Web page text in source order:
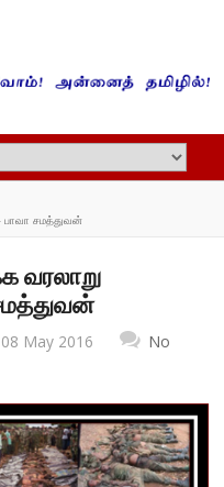
பாவா சமத்துவன்
வரலாறு
08 May 2016
No